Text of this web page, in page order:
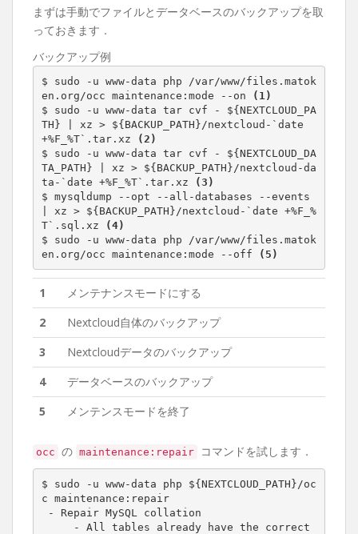
まずは手動でファイルとデータベースのバックアップを取
っておきます．
バックアップ例
$ sudo -u www-data php /var/www/files.matok
en.org/occ maintenance:mode --on
(1)
$ sudo -u www-data tar cvf - ${NEXTCLOUD_PA
TH} | xz > ${BACKUP_PATH}/nextcloud-`date
+%F_%T`.tar.xz
(2)
$ sudo -u www-data tar cvf - ${NEXTCLOUD_DA
TA_PATH} | xz > ${BACKUP_PATH}/nextcloud-da
ta-`date +%F_%T`.tar.xz
(3)
$ mysqldump --opt --all-databases --events
| xz > ${BACKUP_PATH}/nextcloud-`date +%F_%
T`.sql.xz
(4)
$ sudo -u www-data php /var/www/files.matok
en.org/occ maintenance:mode --off
(5)
1
メンテナンスモードにする
2
Nextcloud自体のバックアップ
3
Nextcloudデータのバックアップ
4
データベースのバックアップ
5
メンテンスモードを終了
occ の maintenance:repair コマンドを試します．
$ sudo -u www-data php ${NEXTCLOUD_PATH}/oc
c maintenance:repair